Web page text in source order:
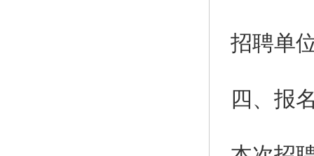
招聘单
四、报